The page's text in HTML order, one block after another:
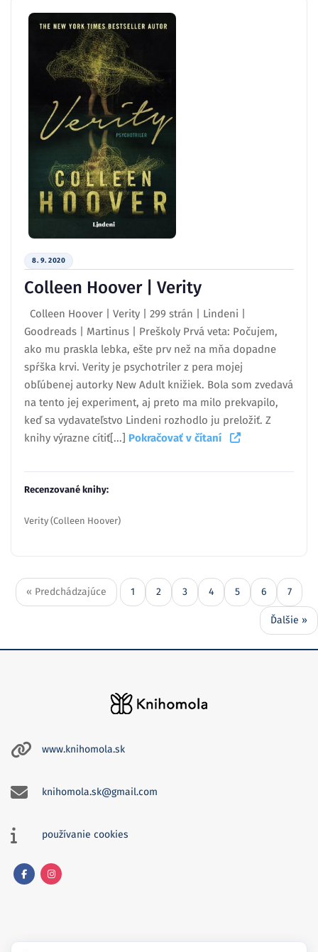
8. 9. 2020
Colleen Hoover | Verity
Colleen Hoover | Verity | 299 strán | Lindeni |
Goodreads | Martinus | Preškoly Prvá veta: Počujem,
ako mu praskla lebka, ešte prv než na mňa dopadne
spŕška krvi. Verity je psychotriler z pera mojej
obľúbenej autorky New Adult knižiek. Bola som zvedavá
na tento jej experiment, aj preto ma milo prekvapilo,
keď sa vydavateľstvo Lindeni rozhodlo ju preložiť. Z
knihy výrazne cítiť[...] Pokračovať v čítaní
Recenzované knihy:
Verity (Colleen Hoover)
« Predchádzajúce 1 2 3 4 5 6 7
Ďalšie »
www.knihomola.sk
knihomola.sk@gmail.com
používanie cookies